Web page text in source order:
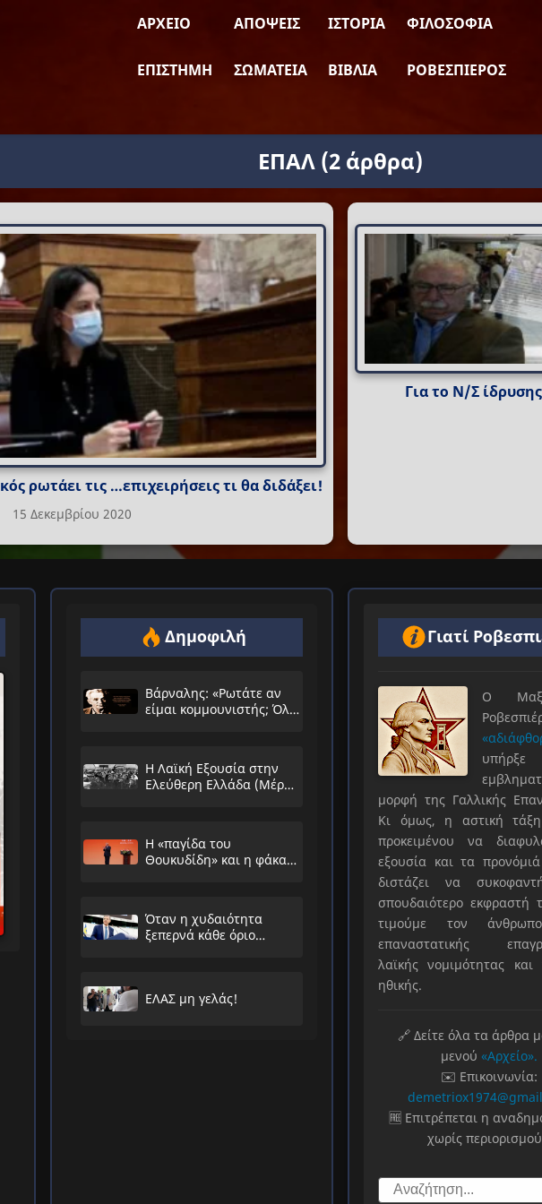
ΑΡΧΕΊΟ ΑΠΌΨΕΙΣ ΙΣΤΟΡΊΑ ΦΙΛΟΣΟΦΊΑ
ΕΠΙΣΤΉΜΗ ΣΩΜΑΤΕΊΑ ΒΙΒΛΊΑ ΡΟΒΕΣΠΙΈΡΟΣ
ΕΠΑΛ (2 άρθρα)
ρωτάει τις …επιχειρήσεις τι θα διδάξει!
15 Δεκεμβρίου 2020
Για το Ν/Σ
Δημοφιλή
Βάρναλης: «Ρωτάτε αν
είμαι κομμουνιστής; Όλο
Η Λαϊκή Εξουσία στην
Ελεύθερη Ελλάδα (Μέρος
Η «παγίδα του
Θουκυδίδη» και η φάκα
Όταν η χυδαιότητα
ξεπερνά κάθε όριο…
ΕΛΑΣ μη γελάς!
Γιατί
Ο
μορφή της Γαλλικής
Κι όμως, η αστική
προκειμένου να
εξουσία και τα
διστάζει να
σπουδαιότερο εκφραστή
τιμούμε τον
επαναστατικής
λαϊκής νομιμότητας και
ηθικής.
🔗 Δείτε όλα τα άρθρα
μενού «Αρχείο».
✉️ Επικοινωνία:
🆓 Επιτρέπεται η
χωρίς